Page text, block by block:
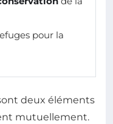
pour la
deux éléments
mutuellement.